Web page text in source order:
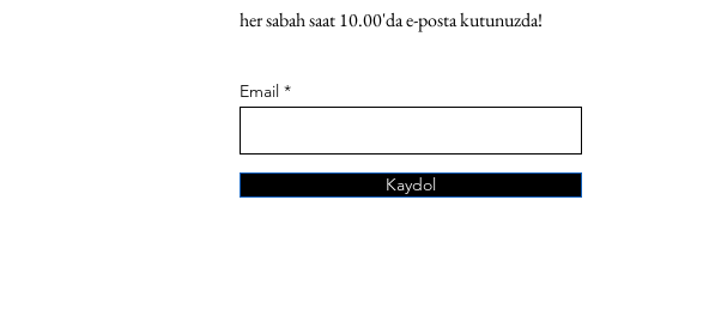
her sabah saat 10.00'da e-posta kutunuzda!
Email
Kaydol